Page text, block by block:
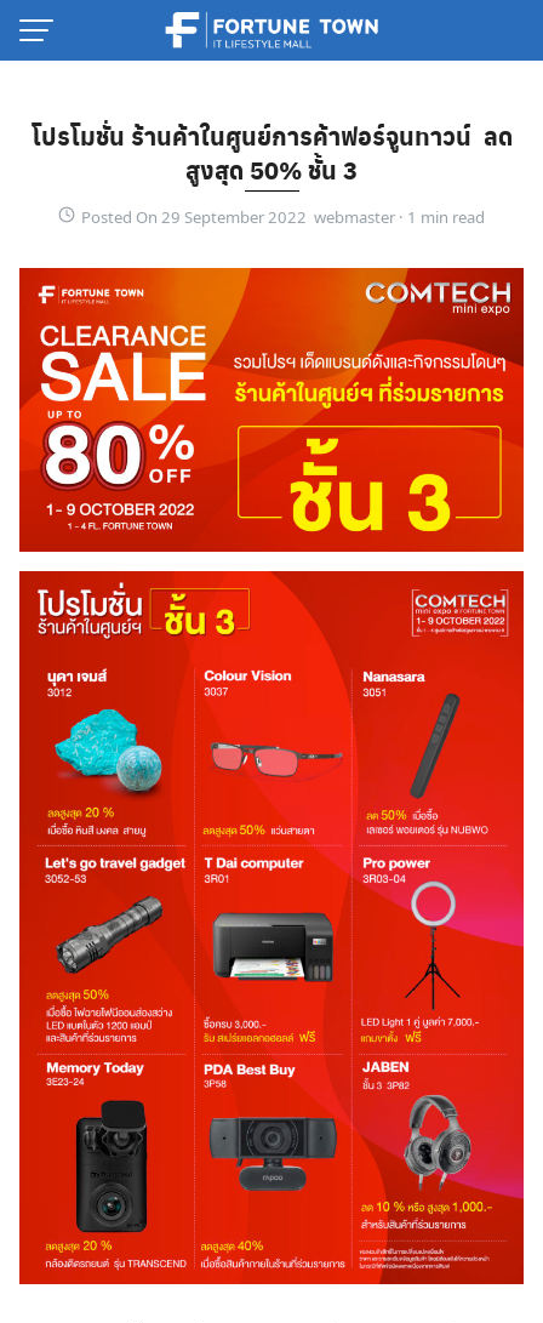
Skip
Thai
English
โปรโมชั่น ร้านค้าในศูนย์การค้าฟอร์จูนทาวน์ ลด
สูงสุด 50%ชั้น 3
Posted On 29 September 2022 webmaster ·